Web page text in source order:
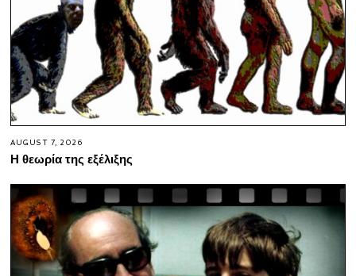
AUGUST 7, 2026
Η θεωρία της εξέλιξης